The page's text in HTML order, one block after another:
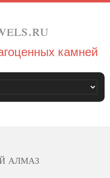
камней
алмаз